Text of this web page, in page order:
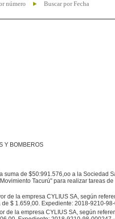
número Buscar por Fecha
Y BOMBEROS
suma de $50:991.576,oo a la Sociedad
Tacurú" para realizar tareas
de la empresa CYLIUS SA, según
de $ 1.659,00. Expediente: 2018-9210-
de la empresa CYLIUS SA, según